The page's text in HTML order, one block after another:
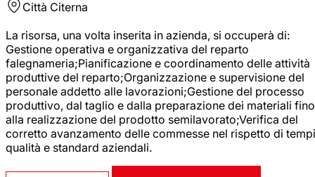
Città Citerna
La risorsa, una volta inserita in azienda, si occuperà di:
Gestione operativa e organizzativa del reparto
falegnameria;Pianificazione e coordinamento delle attività
produttive del reparto;Organizzazione e supervisione del
personale addetto alle lavorazioni;Gestione del processo
produttivo, dal taglio e dalla preparazione dei materiali fino
alla realizzazione del prodotto semilavorato;Verifica del
corretto avanzamento delle commesse nel rispetto di
qualità e standard aziendali.